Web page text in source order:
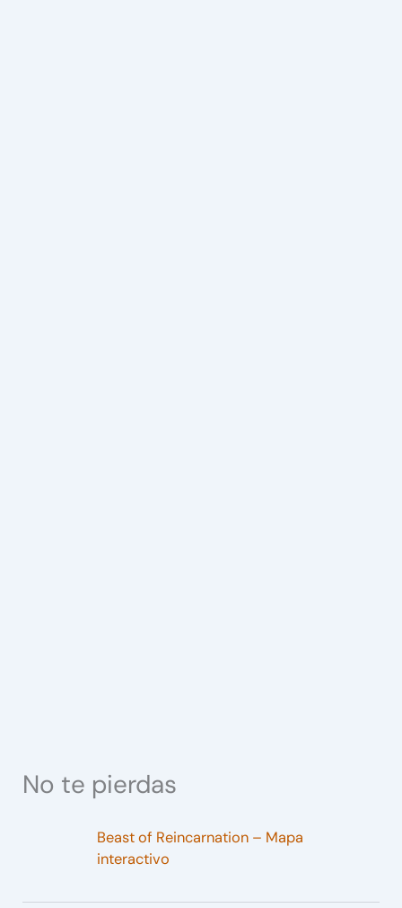
No te pierdas
Beast of Reincarnation – Mapa
interactivo